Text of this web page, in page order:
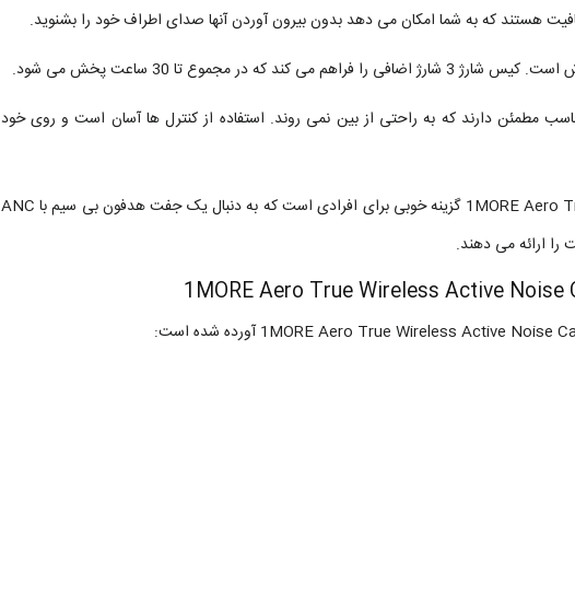
هستند که به شما امکان می دهد بدون بیرون آوردن آنها صدای اطراف خود را بشنوید.
مطمئن دارند که به راحتی از بین نمی روند. استفاده از کنترل ها آسان است و روی خود
به طور کلی، هدفون 1MORE Aero True Wireless Active Noise Cancelling گزینه خوبی برای افرادی است که به دنبال یک جفت هدفون بی سیم با ANC
ارائه می دهند.